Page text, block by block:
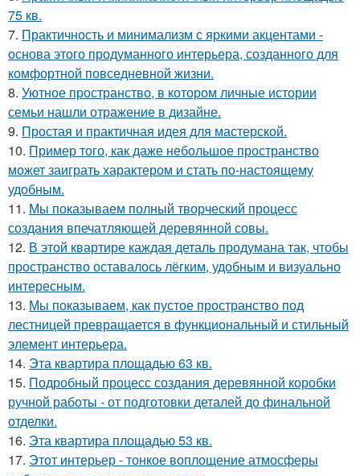
75 кв.
7. Практичность и минимализм с яркими акцентами -
основа этого продуманного интерьера, созданного для
комфортной повседневной жизни.
8. Уютное пространство, в котором личные истории
семьи нашли отражение в дизайне.
9. Простая и практичная идея для мастерской.
10. Пример того, как даже небольшое пространство
может заиграть характером и стать по-настоящему
удобным.
11. Мы показываем полный творческий процесс
создания впечатляющей деревянной совы.
12. В этой квартире каждая деталь продумана так, чтобы
пространство оставалось лёгким, удобным и визуально
интересным.
13. Мы показываем, как пустое пространство под
лестницей превращается в функциональный и стильный
элемент интерьера.
14. Эта квартира площадью 63 кв.
15. Подробный процесс создания деревянной коробки
ручной работы - от подготовки деталей до финальной
отделки.
16. Эта квартира площадью 53 кв.
17. Этот интерьер - тонкое воплощение атмосферы